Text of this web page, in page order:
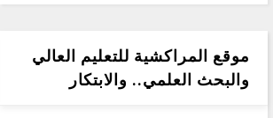
موقع المراكشية للتعليم العالي
والبحث العلمي.. والابتكار